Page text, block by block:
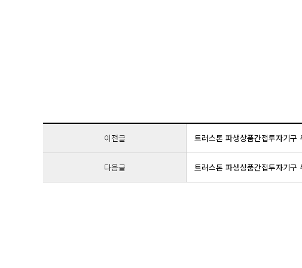
이전글 트러스톤 파생상품간접투자기구
다음글 트러스톤 파생상품간접투자기구